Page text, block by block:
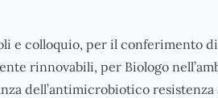
e colloquio, per il conferimento
rinnovabili, per Biologo
dell’antimicrobiotico